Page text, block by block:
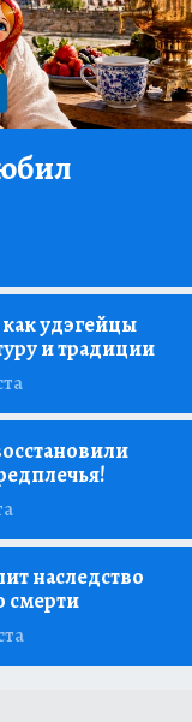
как удэгейцы
и традиции
наследство
смерти